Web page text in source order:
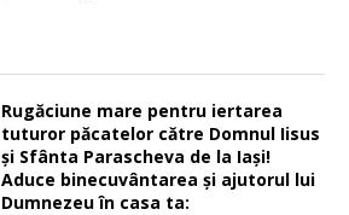
Rugăciune mare pentru iertarea
tuturor păcatelor către Domnul Iisus
şi Sfânta Parascheva de la Iaşi!
Aduce binecuvântarea şi ajutorul lui
Dumnezeu în casa ta: